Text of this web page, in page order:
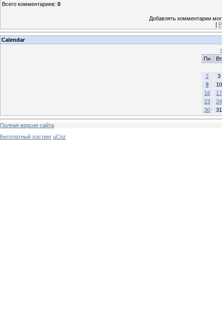
Всего комментариев: 0
Добавлять комментарии
[
Calendar
Пн
Вт
2
3
9
10
16
17
23
24
30
31
Полная версия сайта
Бесплатный хостинг uCoz